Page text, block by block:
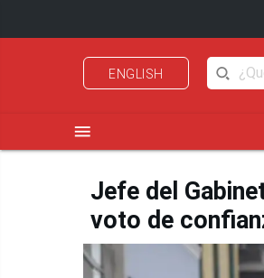
ENGLISH
menu
Jefe del
voto de